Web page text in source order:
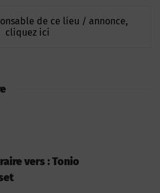
de ce lieu / annonce,
cliquez ici
vers : Tonio